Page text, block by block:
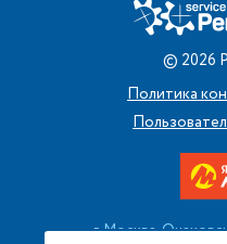
© 2026
Политика
г. Москва,